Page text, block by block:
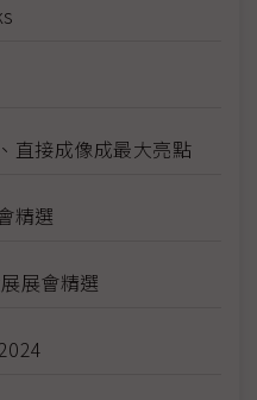
直接成像成最大亮點
精選
展會精選